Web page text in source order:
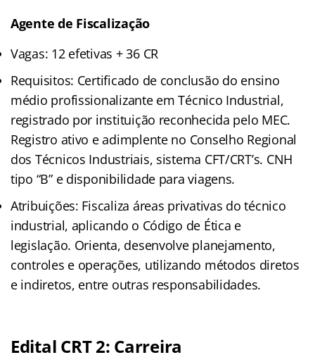
Agente de Fiscalização
Vagas: 12 efetivas + 36 CR
Requisitos: Certificado de conclusão do ensino
médio profissionalizante em Técnico Industrial,
registrado por instituição reconhecida pelo MEC.
Registro ativo e adimplente no Conselho Regional
dos Técnicos Industriais, sistema CFT/CRT’s. CNH
tipo “B” e disponibilidade para viagens.
Atribuições: Fiscaliza áreas privativas do técnico
industrial, aplicando o Código de Ética e
legislação. Orienta, desenvolve planejamento,
controles e operações, utilizando métodos diretos
e indiretos, entre outras responsabilidades.
Edital CRT 2: Carreira